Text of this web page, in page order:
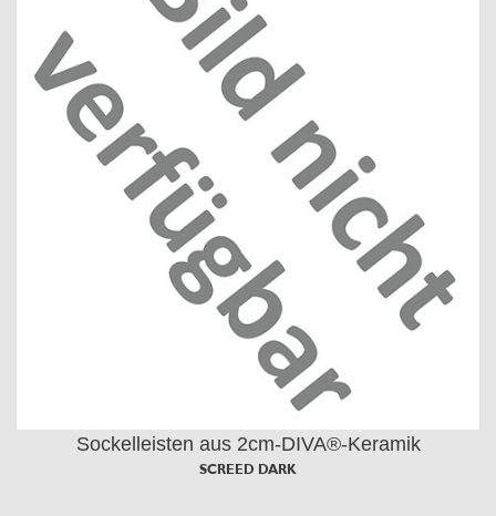
Sockelleisten aus 2cm-DIVA®-Keramik
SCREED DARK